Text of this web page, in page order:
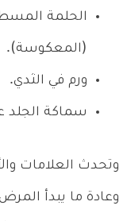
الحلمة
(المعكوسة).
ورم في الثدي.
سماكة الجلد
وتحدث العلامات
وعادة ما يبدأ